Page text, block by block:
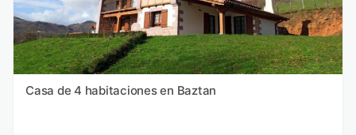
Casa de 4 habitaciones en Baztan